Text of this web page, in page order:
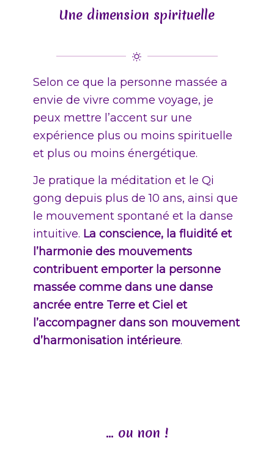
Une dimension spirituelle
Selon ce que la personne massée a
envie de vivre comme voyage, je
peux mettre l’accent sur une
expérience plus ou moins spirituelle
et plus ou moins énergétique.
Je pratique la méditation et le Qi
gong depuis plus de 10 ans, ainsi que
le mouvement spontané et la danse
intuitive. La conscience, la fluidité et
l’harmonie des mouvements
contribuent emporter la personne
massée comme dans une danse
ancrée entre Terre et Ciel et
l’accompagner dans son mouvement
d’harmonisation intérieure.
… ou non !